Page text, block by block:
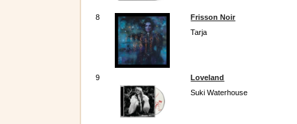
8
Frisson Noir
Tarja
9
Loveland
Suki Waterhouse